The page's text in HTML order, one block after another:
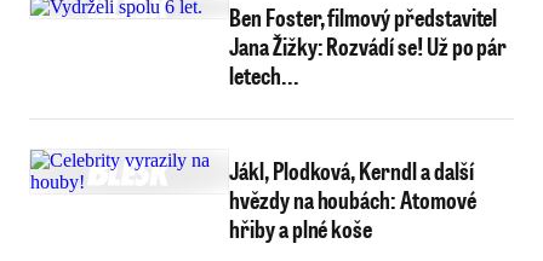
Ben Foster, filmový představitel
Jana Žižky: Rozvádí se! Už po pár
letech...
Jákl, Plodková, Kerndl a další
hvězdy na houbách: Atomové
hřiby a plné koše